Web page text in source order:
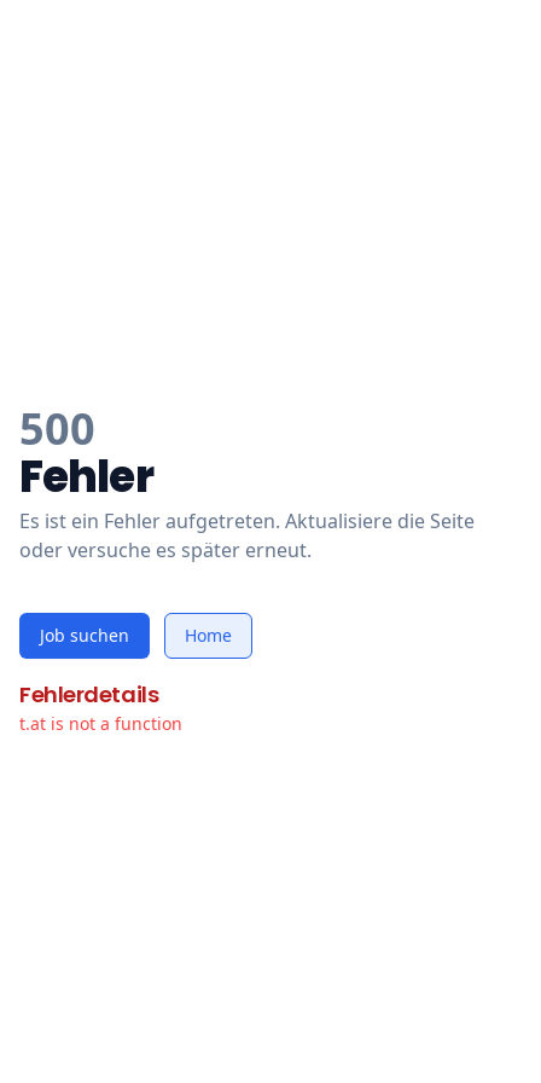
500
Fehler
Es ist ein Fehler aufgetreten. Aktualisiere die Seite
oder versuche es später erneut.
Job suchen Home
Fehlerdetails
t.at is not a function